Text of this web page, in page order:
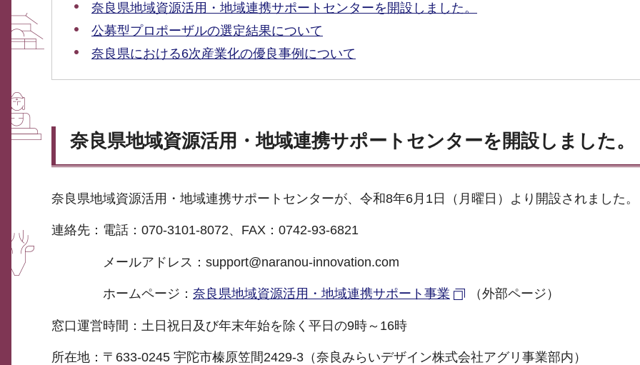
奈良県地域資源活用・地域連携サポートセンターを開設しました。
公募型プロポーザルの選定結果について
奈良県における6次産業化の優良事例について
奈良県地域資源活用・地域連携サポートセンターを開設しました。
奈良県地域資源活用・地域連携サポートセンターが、令和8年6月1日（月曜日）より開設されました。
連絡先：電話：070-3101-8072、FAX：0742-93-6821
メールアドレス：support@naranou-innovation.com
ホームページ： 奈良県地域資源活用・地域連携サポート事業 （外部ページ）
窓口運営時間：土日祝日及び年末年始を除く平日の9時～16時
所在地：〒633-0245 宇陀市榛原笠間2429-3（奈良みらいデザイン株式会社アグリ事業部内）